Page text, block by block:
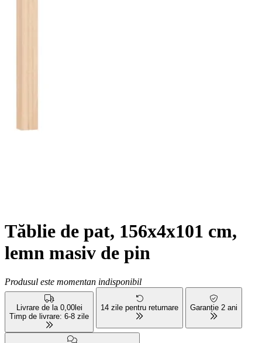
Tăblie de pat, 156x4x101 cm,
lemn masiv de pin
Produsul este momentan indisponibil
Livrare de la 0,00lei
Timp de livrare: 6-8 zile
14 zile pentru returnare Garanție 2 ani